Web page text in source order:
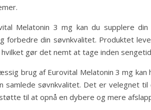
Melatonin 3 mg kan du supplere
forbedre din søvnkvalitet. Produktet
gør det nemt at tage inden
brug af Eurovital Melatonin 3 mg
samlede søvnkvalitet. Det er velegnet
til at opnå en dybere og mere